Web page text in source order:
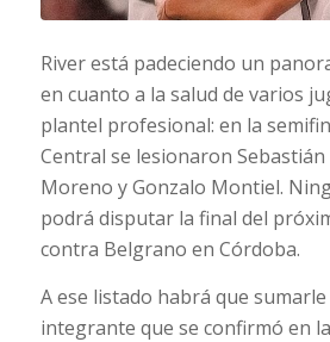
River está padeciendo un
en cuanto a la salud de varios
plantel profesional: en la
Central se lesionaron
Moreno y Gonzalo Montiel.
podrá disputar la final del
contra Belgrano en Córdoba.
A ese listado habrá que
integrante que se confirmó en